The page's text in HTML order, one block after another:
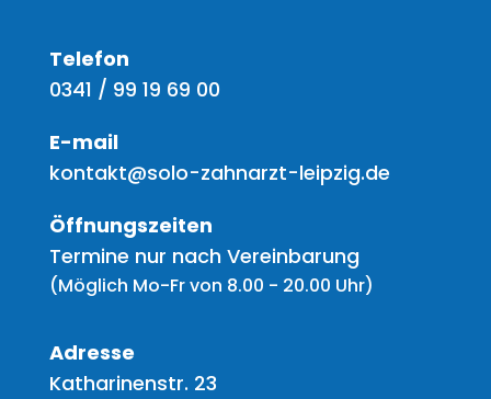
Telefon
0341 / 99 19 69 00
E-mail
kontakt@solo-zahnarzt-leipzig.de
Öffnungszeiten
Termine nur nach Vereinbarung
(Möglich Mo-Fr von 8.00 - 20.00 Uhr)
Adresse
Katharinenstr. 23